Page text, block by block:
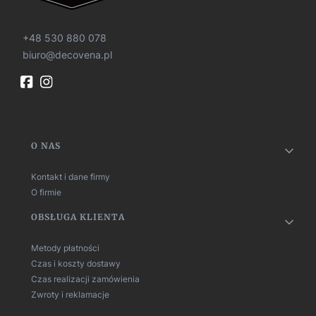
+48 530 880 078
biuro@decovena.pl
Linki w stopce
O NAS
Kontakt i dane firmy
O firmie
OBSŁUGA KLIENTA
Metody płatności
Czas i koszty dostawy
Czas realizacji zamówienia
Zwroty i reklamacje